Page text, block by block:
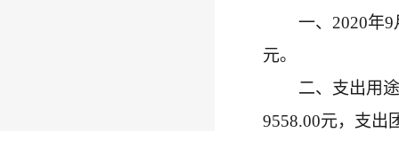
一、2020年
元。
二、支出用
9558.00元，支出